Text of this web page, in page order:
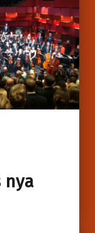
nya